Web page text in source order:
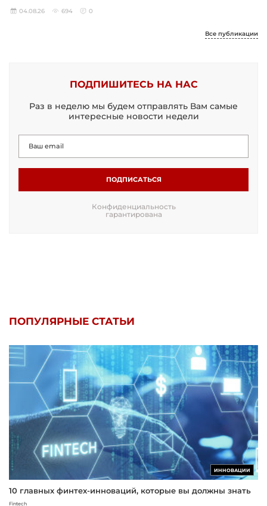
04.08.26 694 0
Все публикации
ПОДПИШИТЕСЬ НА НАС
Раз в неделю мы будем отправлять Вам самые
интересные новости недели
ПОДПИСАТЬСЯ
Конфиденциальность
гарантирована
ПОПУЛЯРНЫЕ СТАТЬИ
ИННОВАЦИИ
10 главных финтех-инноваций, которые вы должны знать
Fintech